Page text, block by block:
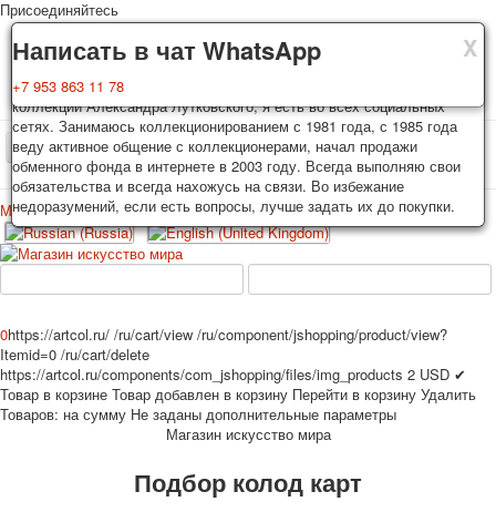
X
Доставка
Колоды, почтовые открытки тщательно упаковываются и
отправляются в течении 3-4 рабочих дней после оплаты.
Исключение: репринт под заказ, такие колоды карт отправляются в
течении 7-8 рабочих дней. Отправка осуществляется почтой России
с треком отслеживания. Цена пересылки зависит от веса и тарифов
почты на момент покупки. По желанию покупателя возможна
отправка СДЕК или другими транспортными компаниями.
X
Гарантия
Вы покупаете колоды игральных карт, почтовые открытки из частной
коллекции Александра Лутковского, я есть во всех социальных
сетях. Занимаюсь коллекционированием с 1981 года, с 1985 года
веду активное общение с коллекционерами, начал продажи
обменного фонда в интернете в 2003 году. Всегда выполняю свои
обязательства и всегда нахожусь на связи. Во избежание
недоразумений, если есть вопросы, лучше задать их до покупки.
X
Написать в чат WhatsApp
+7 953 863 11 78
Присоединяйтесь
TPL_PROTOSTAR_TOGGLE_MENU
Главная Игральные карты Открытки
Меню
Главная
Игральные карты
Эротические рисунки
Рекламные
Эротические фотоколоды
Пин-ап
Политические
Войти
0https://artcol.ru/ /ru/cart/view /ru/component/jshopping/product/view?
Itemid=0 /ru/cart/delete
https://artcol.ru/components/com_jshopping/files/img_products 2 USD ✔
Товар в корзине Товар добавлен в корзину Перейти в корзину Удалить
Товаров: на сумму Не заданы дополнительные параметры
Магазин искусство мира
Подбор колод карт